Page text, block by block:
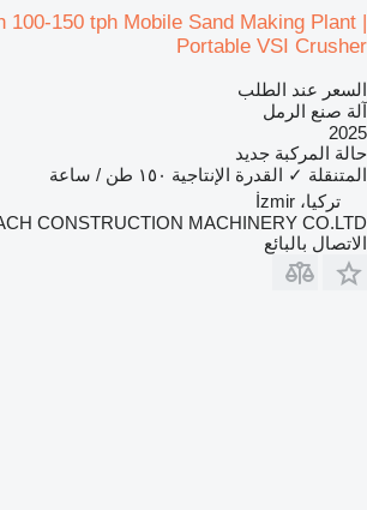
100-150 tph Mobile Sand Making Plant |
Portable VSI Crusher
السعر عند الطلب
آلة صنع الرمل
2025
حالة المركبة جديد
المتنقلة ✓ القدرة الإنتاجية ١٥٠ طن / ساعة
تركيا، İzmir
CONSTRUCTION MACHINERY CO.LTD.
الاتصال بالبائع